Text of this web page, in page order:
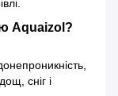
Aquaizol?
сніг і